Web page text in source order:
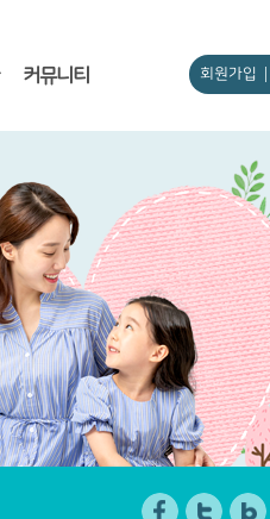
커뮤니티 회원가입